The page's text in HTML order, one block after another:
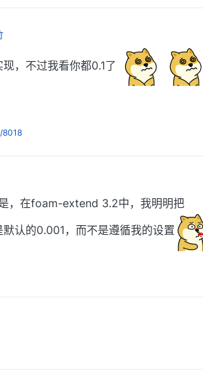
，不过我看你都0.1了
8018
，在foam-extend 3.2中，我明明把
认的0.001，而不是遵循我的设置